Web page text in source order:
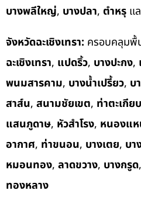
บางพลีใหญ่, บางปลา, ตำหรุ แ
จังหวัดฉะเชิงเทรา: ครอบคลุมพื้
ฉะเชิงเทรา, แปดริ้ว, บางปะกง,
พนมสารคาม, บางน้ำเปรี้ยว, บ
สาส์น, สนามชัยเขต, ท่าตะเกียบ
แสนภูดาษ, หัวสำโรง, หนองแ
อากาศ, ท่าขนอน, บางเตย, บา
หมอนทอง, ลาดขวาง, บางกรูด,
ทองหลาง